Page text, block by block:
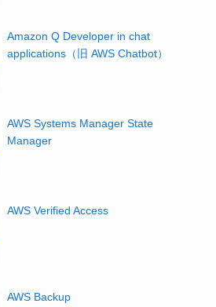
Amazon Q Developer in chat
applications（旧 AWS Chatbot）
AWS Systems Manager State
Manager
AWS Verified Access
AWS Backup